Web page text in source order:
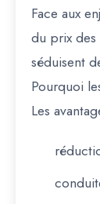
Face aux
du prix des
séduisent
Pourquoi
Les